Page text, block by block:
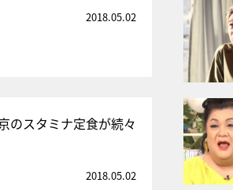
2018.05.02
のスタミナ定食が続々
2018.05.02